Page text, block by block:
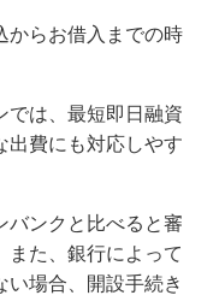
るメリット・注意点
説
審査に影響する？
説
メリットや具体的
からお借入までの時
では、最短即日融資
出費にも対応しやす
バンクと比べると審
また、銀行によって
い場合、開設手続き